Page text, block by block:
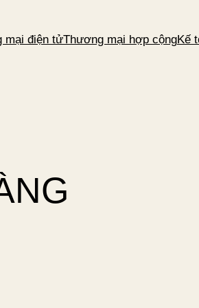
mại điện tửThương mại hợp cộngKế